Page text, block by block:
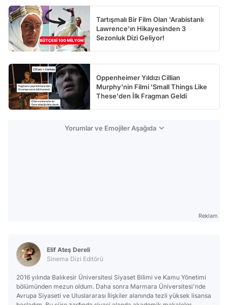
Tartışmalı Bir Film Olan 'Arabistanlı
Lawrence'ın Hikayesinden 3
Sezonluk Dizi Geliyor!
Oppenheimer Yıldızı Cillian
Murphy'nin Filmi 'Small Things Like
These'den İlk Fragman Geldi
Yorumlar ve Emojiler Aşağıda
Reklam
Elif Ateş Dereli
Sinema Dizi Editörü
2016 yılında Balıkesir Üniversitesi Siyaset Bilimi ve Kamu Yönetimi
bölümünden mezun oldum. Daha sonra Marmara Üniversitesi'nde
Avrupa Siyaseti ve Uluslararası İlişkiler alanında tezli yüksek lisansa